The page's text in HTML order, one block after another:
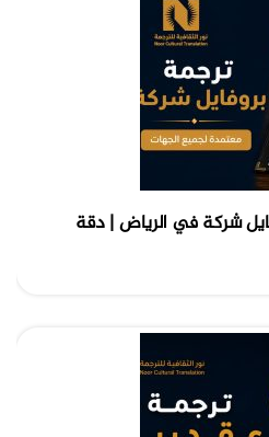
شركة في الرياض | دقة